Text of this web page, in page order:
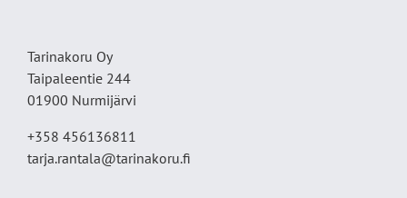
Tarinakoru Oy
Taipaleentie 244
01900 Nurmijärvi
+358 456136811
tarja.rantala@tarinakoru.fi